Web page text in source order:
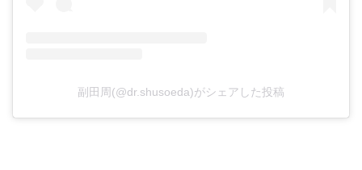
副田周(@dr.shusoeda)がシェアした投稿